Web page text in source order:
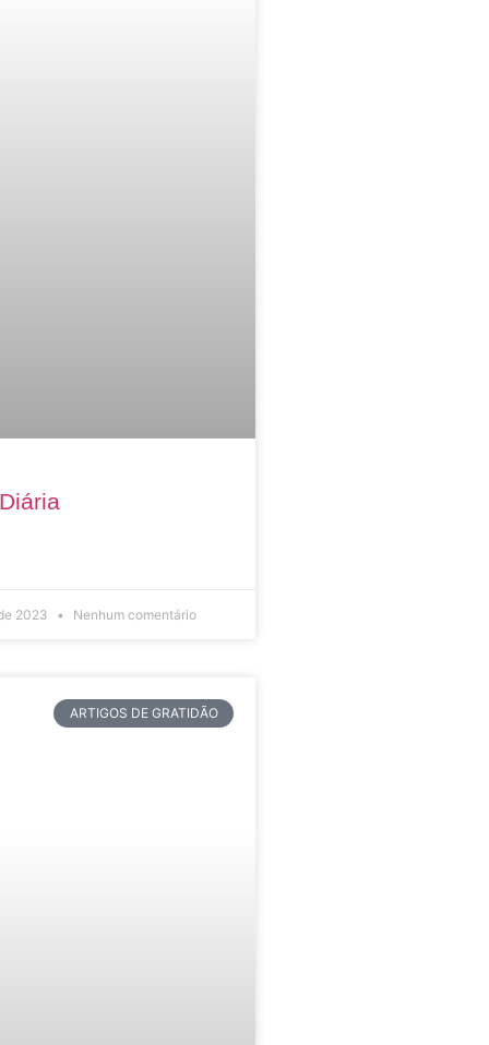
2023 Nenhum comentário
ARTIGOS DE GRATIDÃO